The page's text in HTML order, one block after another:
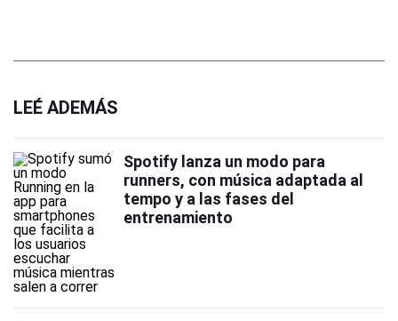
LEÉ ADEMÁS
Spotify lanza un modo para
runners, con música adaptada al
tempo y a las fases del
entrenamiento